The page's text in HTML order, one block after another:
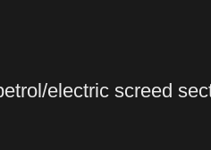
electric screed